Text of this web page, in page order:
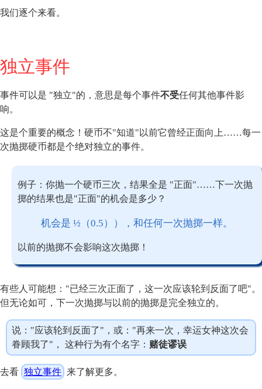
我们逐个来看。
独立事件
事件可以是 "独立"的，意思是每个事件不受任何其他事件影
响。
这是个重要的概念！硬币不"知道"以前它曾经正面向上……每一
次抛掷硬币都是个绝对独立的事件。
例子：你抛一个硬币三次，结果全是 "正面"……下一次抛
掷的结果也是"正面"的机会是多少？
机会是 ½（0.5）），和任何一次抛掷一样。
以前的抛掷不会影响这次抛掷！
有些人可能想："已经三次正面了，这一次应该轮到反面了吧"。
但无论如可，下一次抛掷与以前的抛掷是完全独立的。
说："应该轮到反面了"，或："再来一次，幸运女神这次会
眷顾我了"， 这种行为有个名字： 赌徒谬误
去看 独立事件 来了解更多。